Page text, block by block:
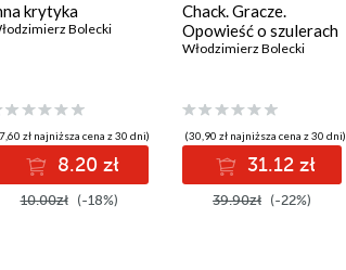
krytyka
Bolecki
zł najniższa cena z 30 dni)
8.20 zł
10.00zł (-18%)
Chack. Gracze.
Opowieść o szulerach
Włodzimierz Bolecki
(30,90 zł najniższa cena z 30 dni)
31.12 zł
39.90zł (-22%)